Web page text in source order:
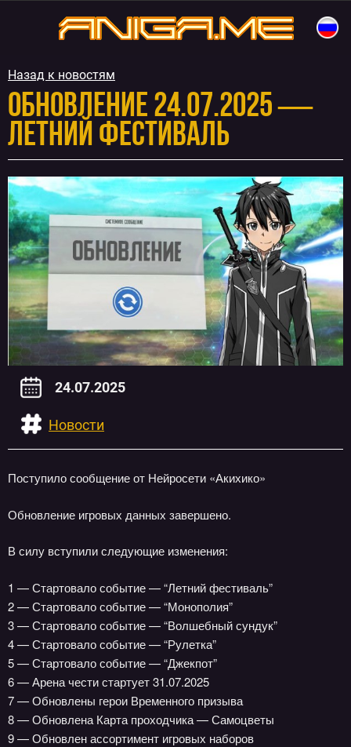
aniga.me
Назад к новостям
24.07.2025
Новости
Обновление 24.07.2025 —
Летний фестиваль
Поступило сообщение от Нейросети «Акихико»
Обновление игровых данных завершено.
В силу вступили следующие изменения:
1 — Стартовало событие — “Летний фестиваль”
2 — Стартовало событие — “Монополия”
3 — Стартовало событие — “Волшебный сундук”
4 — Стартовало событие — “Рулетка”
5 — Стартовало событие — “Джекпот”
6 — Арена чести стартует 31.07.2025
7 — Обновлены герои Временного призыва
8 — Обновлена Карта проходчика — Самоцветы
9 — Обновлен ассортимент игровых наборов
Навигация
по
записям